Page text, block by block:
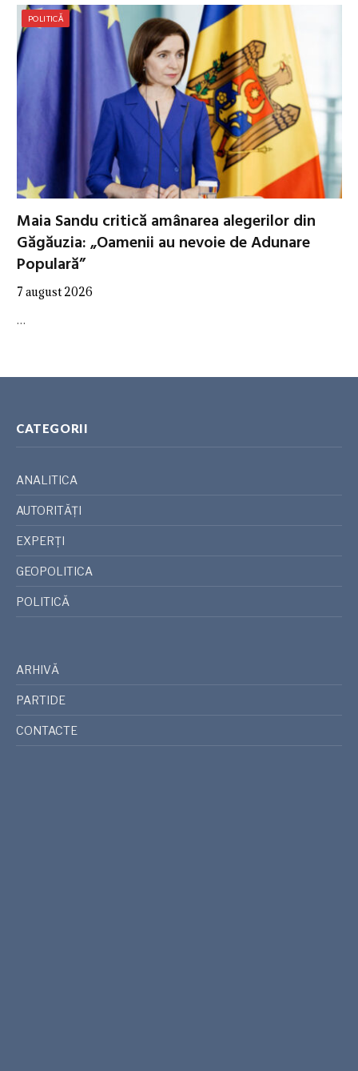
POLITICĂ
Maia Sandu critică amânarea alegerilor din
Găgăuzia: „Oamenii au nevoie de Adunare
Populară”
7 august 2026
…
CATEGORII
ANALITICA
AUTORITĂȚI
EXPERȚI
GEOPOLITICA
POLITICĂ
ARHIVĂ
PARTIDE
CONTACTE